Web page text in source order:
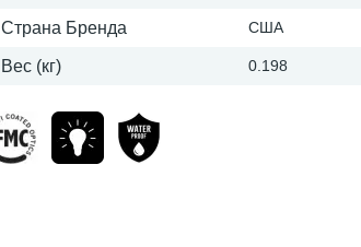
Страна Бренда США
Вес (кг) 0.198